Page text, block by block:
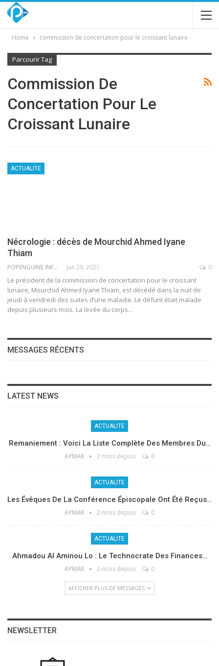
Home commission de concertation pour le croissant lunaire
Parcourir Tag
Commission De
Concertation Pour Le
Croissant Lunaire
ACTUALITE
Nécrologie : décès de Mourchid Ahmed Iyane
Thiam
POPENGUINE INFO Jan 29, 2021 0
Le président de la commission de concertation pour le croissant
lunaire, Mourchid Ahmed Iyane Thiam, est décédé dans la nuit de
jeudi à vendredi des suites d’une maladie. Le défunt était malade
depuis plusieurs mois. La levée du corps…
MESSAGES RÉCENTS
LATEST NEWS
ACTUALITE
Remaniement : Voici La Liste Complète Des Membres Du…
AYMAR 2 mois depuis 0
ACTUALITE
Les Évêques De La Conférence Épiscopale Ont Été Reçus…
AYMAR 2 mois depuis 0
ACTUALITE
Ahmadou Al Aminou Lo : Le Technocrate Des Finances…
AYMAR 2 mois depuis 0
AFFICHER PLUS DE MESSAGES
NEWSLETTER